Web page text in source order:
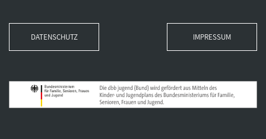
DATENSCHUTZ IMPRESSUM